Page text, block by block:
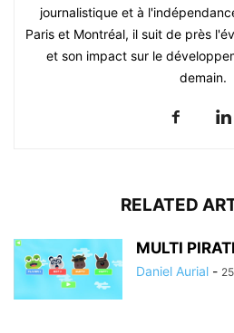
journalistique et à
Paris et Montréal, il suit de près
et son impact sur le
demain.
RELATED
MULTI
Daniel Aurial -